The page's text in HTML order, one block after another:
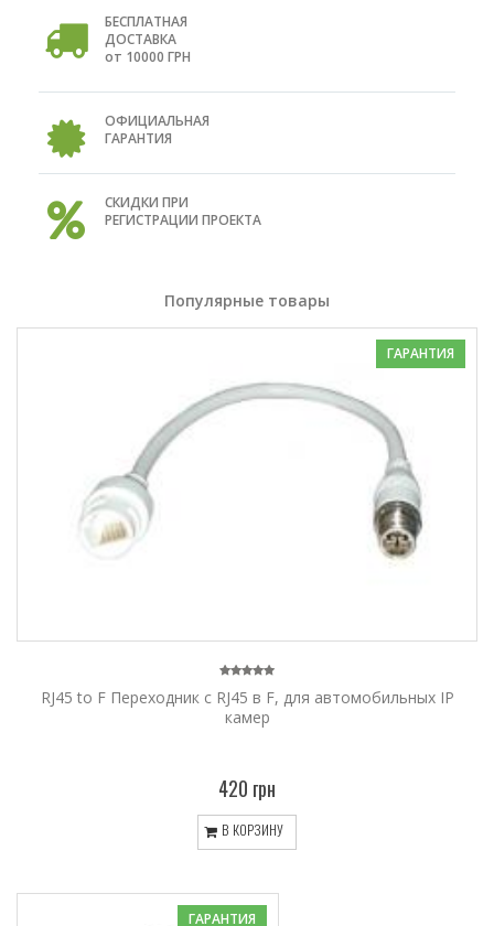
БЕСПЛАТНАЯ
ДОСТАВКА
от 10000 ГРН
ОФИЦИАЛЬНАЯ
ГАРАНТИЯ
СКИДКИ ПРИ
РЕГИСТРАЦИИ ПРОЕКТА
Популярные товары
ГАРАНТИЯ
RJ45 to F Переходник с RJ45 в F, для автомобильных IP
камер
420 грн
В КОРЗИНУ
ГАРАНТИЯ